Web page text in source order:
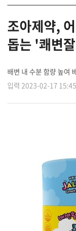
조아제약,
돕는 '쾌변
배변 내 수분 함량 높여
입력 2023-02-17 15:45